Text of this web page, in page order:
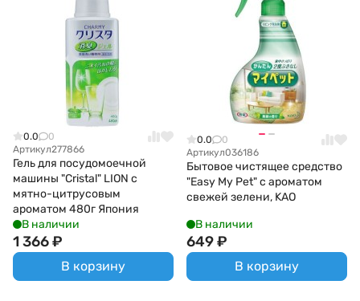
0.0
0
Артикул277866
Гель для посудомоечной
машины "Cristal" LION с
мятно-цитрусовым
ароматом 480г Япония
В наличии
1 366₽
В корзину
0.0
0
Артикул036186
Бытовое чистящее средство
"Easy My Pet" с ароматом
свежей зелени, KAO
В наличии
649₽
В корзину